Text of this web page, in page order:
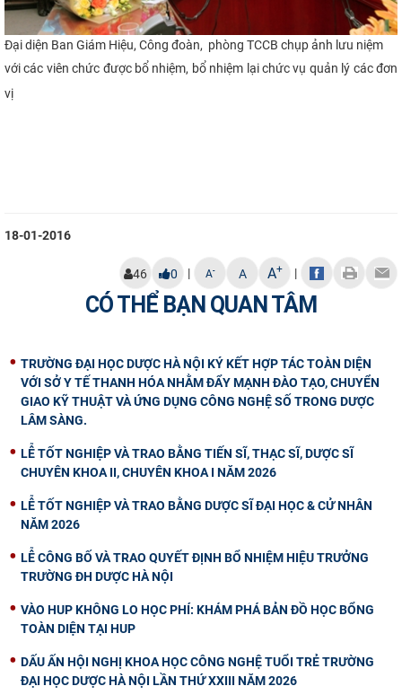
Đại diện Ban Giám Hiệu, Công đoàn, phòng TCCB chụp ảnh lưu niệm
với các viên chức được bổ nhiệm, bổ nhiệm lại chức vụ quản lý các đơn
vị
18-01-2016
46 0 | A- A A+ |
CÓ THỂ BẠN QUAN TÂM
TRƯỜNG ĐẠI HỌC DƯỢC HÀ NỘI KÝ KẾT HỢP TÁC TOÀN DIỆN
VỚI SỞ Y TẾ THANH HÓA NHẰM ĐẨY MẠNH ĐÀO TẠO, CHUYỂN
GIAO KỸ THUẬT VÀ ỨNG DỤNG CÔNG NGHỆ SỐ TRONG DƯỢC
LÂM SÀNG.
LỄ TỐT NGHIỆP VÀ TRAO BẰNG TIẾN SĨ, THẠC SĨ, DƯỢC SĨ
CHUYÊN KHOA II, CHUYÊN KHOA I NĂM 2026
LỄ TỐT NGHIỆP VÀ TRAO BẰNG DƯỢC SĨ ĐẠI HỌC & CỬ NHÂN
NĂM 2026
LỄ CÔNG BỐ VÀ TRAO QUYẾT ĐỊNH BỔ NHIỆM HIỆU TRƯỞNG
TRƯỜNG ĐH DƯỢC HÀ NỘI
VÀO HUP KHÔNG LO HỌC PHÍ: KHÁM PHÁ BẢN ĐỒ HỌC BỔNG
TOÀN DIỆN TẠI HUP
DẤU ẤN HỘI NGHỊ KHOA HỌC CÔNG NGHỆ TUỔI TRẺ TRƯỜNG
ĐẠI HỌC DƯỢC HÀ NỘI LẦN THỨ XXIII NĂM 2026